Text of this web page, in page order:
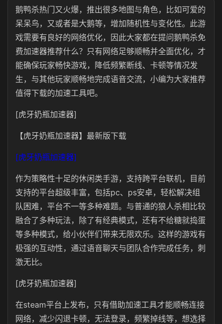
鹅鸭杀热门又火爆，推出很多地图与角色，比如可爱的
呆呆鸟，又或者是大鹅等，增加随机性与变化性。此游
戏需要有良好的网络优化，因此大家都在提问鹅鸭杀免
费加速器推荐什么？只有网络足够顺畅并全面优化，才
能确保玩家畅快游戏，降低频繁断线、卡顿等情况发
生，与其他玩家顺畅地完成语音交流，小编为大家推荐
值得下载的加速工具吧。
[虎牙奶瓶加速器]
【虎牙奶瓶加速器】最新版下载
[虎牙奶瓶加速器]
作为策略性十足的休闲类手游，支持跨平台联机，目前
支持的平台超级丰富，包括pc、ps安卓，轻松解决组
队困难，平台不一等多种难题。与普通的狼人杀相比较
融合了多种玩法，除了有经典模式，还有不给糖就捣蛋
等多种模式，给小伙伴们带来无限欢乐。这样的游戏有
极强的互动性，通过语音聊天与团队合作完成任务，刺
激无比。
[虎牙奶瓶加速器]
在steam平台上发布，只有借助加速工具才能顺畅连接
网络，减少闪退卡顿，无法登录，频繁掉线等，想选择